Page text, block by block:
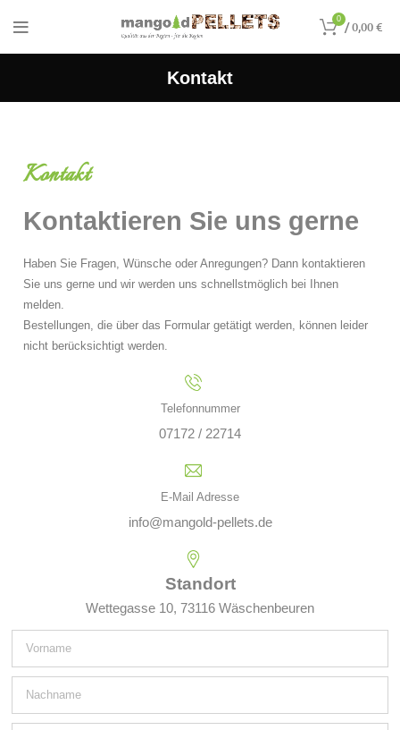
0 /0,00€
Kontakt
Kontakt
Kontaktieren Sie uns gerne
Haben Sie Fragen, Wünsche oder Anregungen? Dann kontaktieren
Sie uns gerne und wir werden uns schnellstmöglich bei Ihnen
melden.
Bestellungen, die über das Formular getätigt werden, können leider
nicht berücksichtigt werden.
Telefonnummer
07172 / 22714
E-Mail Adresse
info@mangold-pellets.de
Standort
Wettegasse 10, 73116 Wäschenbeuren